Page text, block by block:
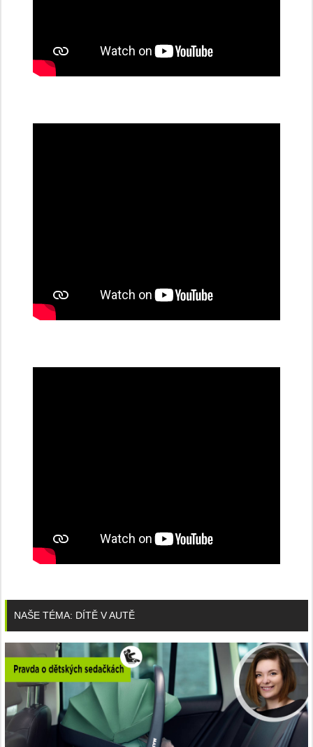
NAŠE TÉMA: DÍTĚ V AUTĚ